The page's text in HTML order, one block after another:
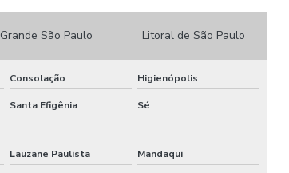
Grande São Paulo Litoral de São Paulo
Consolação Higienópolis
Santa Efigênia Sé
Lauzane Paulista Mandaqui